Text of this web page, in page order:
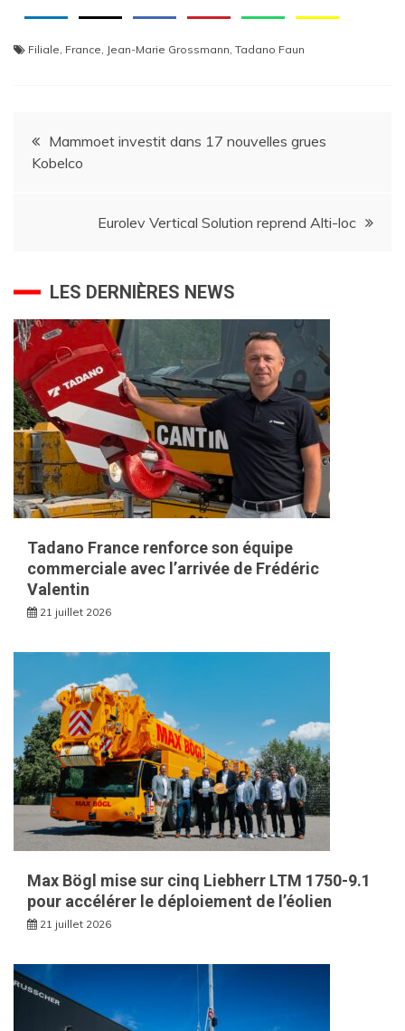
Filiale France Jean-Marie Grossmann Tadano Faun
Navigation
de
l’article
Mammoet investit dans 17 nouvelles grues
Kobelco
Eurolev Vertical Solution reprend Alti-loc
LES DERNIÈRES NEWS
Tadano France renforce son équipe
commerciale avec l’arrivée de Frédéric
Valentin
21 juillet 2026
Max Bögl mise sur cinq Liebherr LTM 1750-9.1
pour accélérer le déploiement de l’éolien
21 juillet 2026